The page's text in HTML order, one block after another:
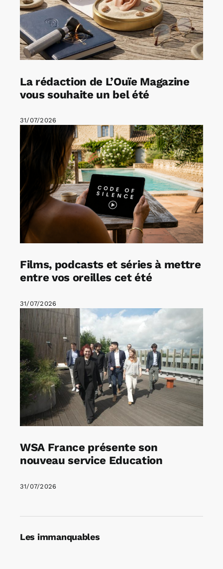
La rédaction de L’Ouïe Magazine
vous souhaite un bel été
31/07/2026
Films, podcasts et séries à mettre
entre vos oreilles cet été
31/07/2026
WSA France présente son
nouveau service Education
31/07/2026
Les immanquables